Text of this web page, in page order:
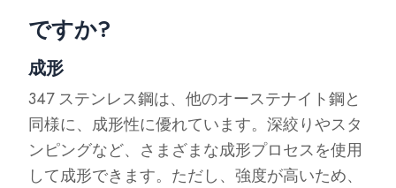
ですか?
成形
347 ステンレス鋼は、他のオーステナイト鋼と
同様に、成形性に優れています。深絞りやスタ
ンピングなど、さまざまな成形プロセスを使用
して成形できます。ただし、強度が高いため、